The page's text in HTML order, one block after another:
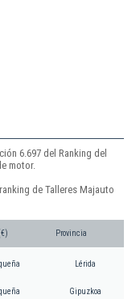
6.697 del Ranking del
motor.
de Talleres Majauto
Provincia
Lérida
Gipuzkoa